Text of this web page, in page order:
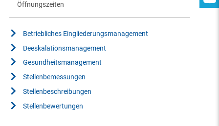
Öffnungszeiten
Betriebliches Eingliederungsmanagement
Deeskalationsmanagement
Gesundheitsmanagement
Stellenbemessungen
Stellenbeschreibungen
Stellenbewertungen